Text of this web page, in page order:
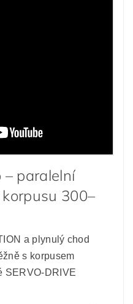
– paralelní
300–
a plynulý chod
s korpusem
SERVO-DRIVE